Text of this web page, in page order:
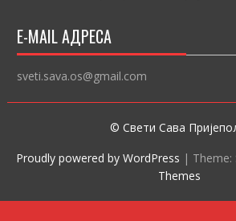
E-MAIL АДРЕСА
sveti.sava.os@gmail.com
© Свети Сава
Proudly powered by WordPress |
Themes